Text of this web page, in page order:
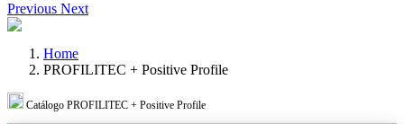
Previous Next
Home
PROFILITEC + Positive Profile
Catálogo PROFILITEC + Positive Profile